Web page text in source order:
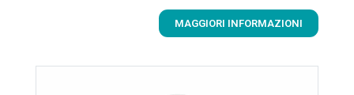
MAGGIORI INFORMAZIONI